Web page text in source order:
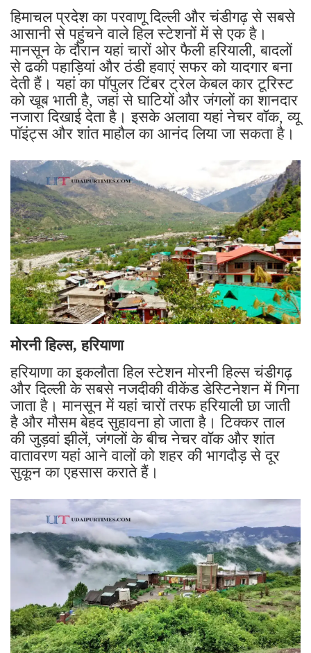
हिमाचल प्रदेश का परवाणू दिल्ली और चंडीगढ़ से सबसे
आसानी से पहुंचने वाले हिल स्टेशनों में से एक है।
मानसून के दौरान यहां चारों ओर फैली हरियाली, बादलों
से ढकी पहाड़ियां और ठंडी हवाएं सफर को यादगार बना
देती हैं। यहां का पॉपुलर टिंबर ट्रेल केबल कार टूरिस्ट
को खूब भाती है, जहां से घाटियों और जंगलों का शानदार
नजारा दिखाई देता है। इसके अलावा यहां नेचर वॉक, व्यू
पॉइंट्स और शांत माहौल का आनंद लिया जा सकता है।
मोरनी हिल्स, हरियाणा
हरियाणा का इकलौता हिल स्टेशन मोरनी हिल्स चंडीगढ़
और दिल्ली के सबसे नजदीकी वीकेंड डेस्टिनेशन में गिना
जाता है। मानसून में यहां चारों तरफ हरियाली छा जाती
है और मौसम बेहद सुहावना हो जाता है। टिक्कर ताल
की जुड़वां झीलें, जंगलों के बीच नेचर वॉक और शांत
वातावरण यहां आने वालों को शहर की भागदौड़ से दूर
सुकून का एहसास कराते हैं।